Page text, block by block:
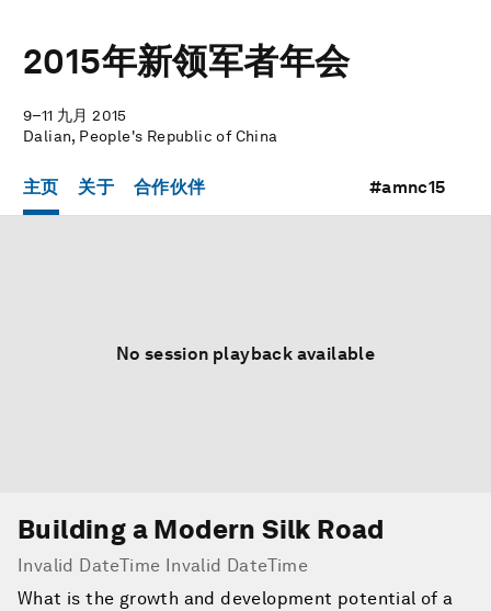
2015年新领军者年会
9–11 九月 2015
Dalian, People's Republic of China
主页 关于 合作伙伴 #amnc15
No session playback available
Building a Modern Silk Road
Invalid DateTime Invalid DateTime
What is the growth and development potential of a